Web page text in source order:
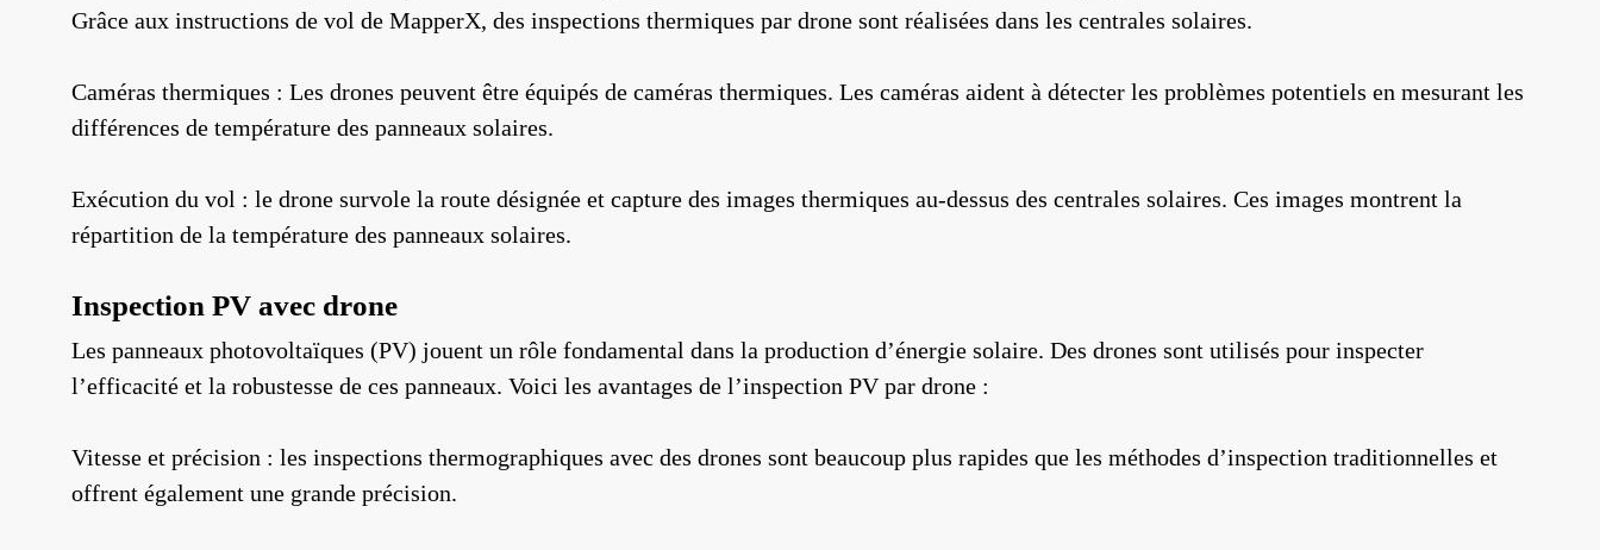
Grâce aux instructions de vol de MapperX, des inspections thermiques par drone sont réalisées dans les centrales solaires.
Caméras thermiques : Les drones peuvent être équipés de caméras thermiques. Les caméras aident à détecter les problèmes potentiels en mesurant les
différences de température des panneaux solaires.
Exécution du vol : le drone survole la route désignée et capture des images thermiques au-dessus des centrales solaires. Ces images montrent la
répartition de la température des panneaux solaires.
Inspection PV avec drone
Les panneaux photovoltaïques (PV) jouent un rôle fondamental dans la production d’énergie solaire. Des drones sont utilisés pour inspecter
l’efficacité et la robustesse de ces panneaux. Voici les avantages de l’inspection PV par drone :
Vitesse et précision : les inspections thermographiques avec des drones sont beaucoup plus rapides que les méthodes d’inspection traditionnelles et
offrent également une grande précision.